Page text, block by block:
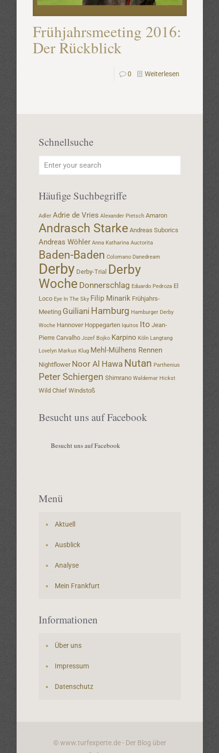
Frühjahrsmeeting 2016:
Der Rückblick
0 Weiterlesen
Schnellsuche
Häufige Suchbegriffe
Adler Adrie de Vries Alexander Pietsch Amaron
Andrasch Starke Andreas Suborics
Andreas Wöhler Anna Katharina Auctorita
Baden-Baden Colomano Danedream
Derby Derby-Trial Derby
Woche Donnerschlag Eduardo Pedroza El
Loco Eye In The Sky Filip Minarik Frühjahrs-
Meeting Guiliani Hamburg Hamburger Derby
Woche Hannover Hoppegarten Iquitos Ito Jean-
Pierre Carvalho Jozef Bojko Karpino Köln Langtang
Lovelyn Markus Klug Mehl-Mülhens Rennen
Nightflower Noor Al Hawa Nutan Parthenius
Peter Schiergen Shimrano Waldemar Hickst
Wild Chief Windstoß
Besucht uns auf Facebook
Besucht uns auf Facebook
Menü
Aktuell
Ausblick
Analyse
Mein Frankfurt
Informationen
Über uns
Impressum
Datenschutz
© www.turfexperte.de - Der Blog über